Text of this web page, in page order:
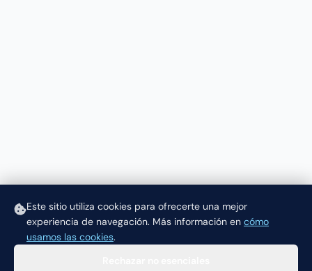
Este sitio utiliza cookies para ofrecerte una mejor
experiencia de navegación. Más información en cómo
usamos las cookies.